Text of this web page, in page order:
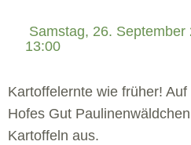
13:00
Kartoffelernte wie früher!
Hofes Gut
Kartoffeln aus.